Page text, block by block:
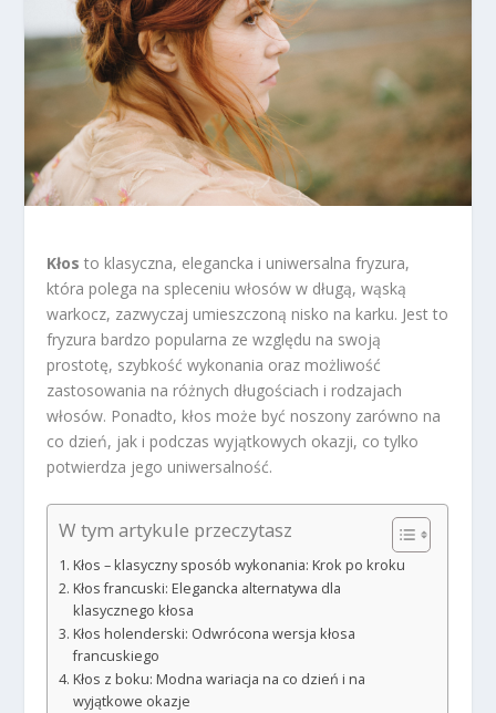
Kłos to klasyczna, elegancka i uniwersalna fryzura,
która polega na spleceniu włosów w długą, wąską
warkocz, zazwyczaj umieszczoną nisko na karku. Jest to
fryzura bardzo popularna ze względu na swoją
prostotę, szybkość wykonania oraz możliwość
zastosowania na różnych długościach i rodzajach
włosów. Ponadto, kłos może być noszony zarówno na
co dzień, jak i podczas wyjątkowych okazji, co tylko
potwierdza jego uniwersalność.
W tym artykule przeczytasz
Kłos – klasyczny sposób wykonania: Krok po kroku
Kłos francuski: Elegancka alternatywa dla
klasycznego kłosa
Kłos holenderski: Odwrócona wersja kłosa
francuskiego
Kłos z boku: Modna wariacja na co dzień i na
wyjątkowe okazje